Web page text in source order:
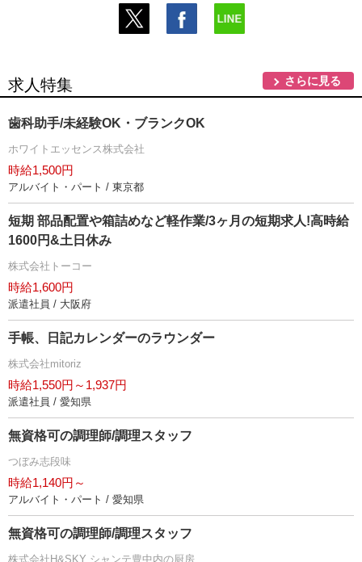
求人特集 さらに見る
歯科助手/未経験OK・ブランクOK
ホワイトエッセンス株式会社
時給1,500円
アルバイト・パート / 東京都
短期 部品配置や箱詰めなど軽作業/3ヶ月の短期求人!高時給
1600円&土日休み
株式会社トーコー
時給1,600円
派遣社員 / 大阪府
手帳、日記カレンダーのラウンダー
株式会社mitoriz
時給1,550円～1,937円
派遣社員 / 愛知県
無資格可の調理師/調理スタッフ
つぼみ志段味
時給1,140円～
アルバイト・パート / 愛知県
無資格可の調理師/調理スタッフ
株式会社H&SKY シャンテ豊中内の厨房